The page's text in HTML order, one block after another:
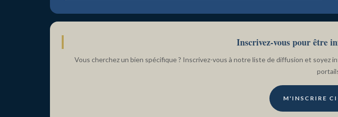
Inscrivez-vous pour être
Vous cherchez un bien spécifique ? Inscrivez-vous à notre liste de diffusion et soyez
M'INSCRIRE